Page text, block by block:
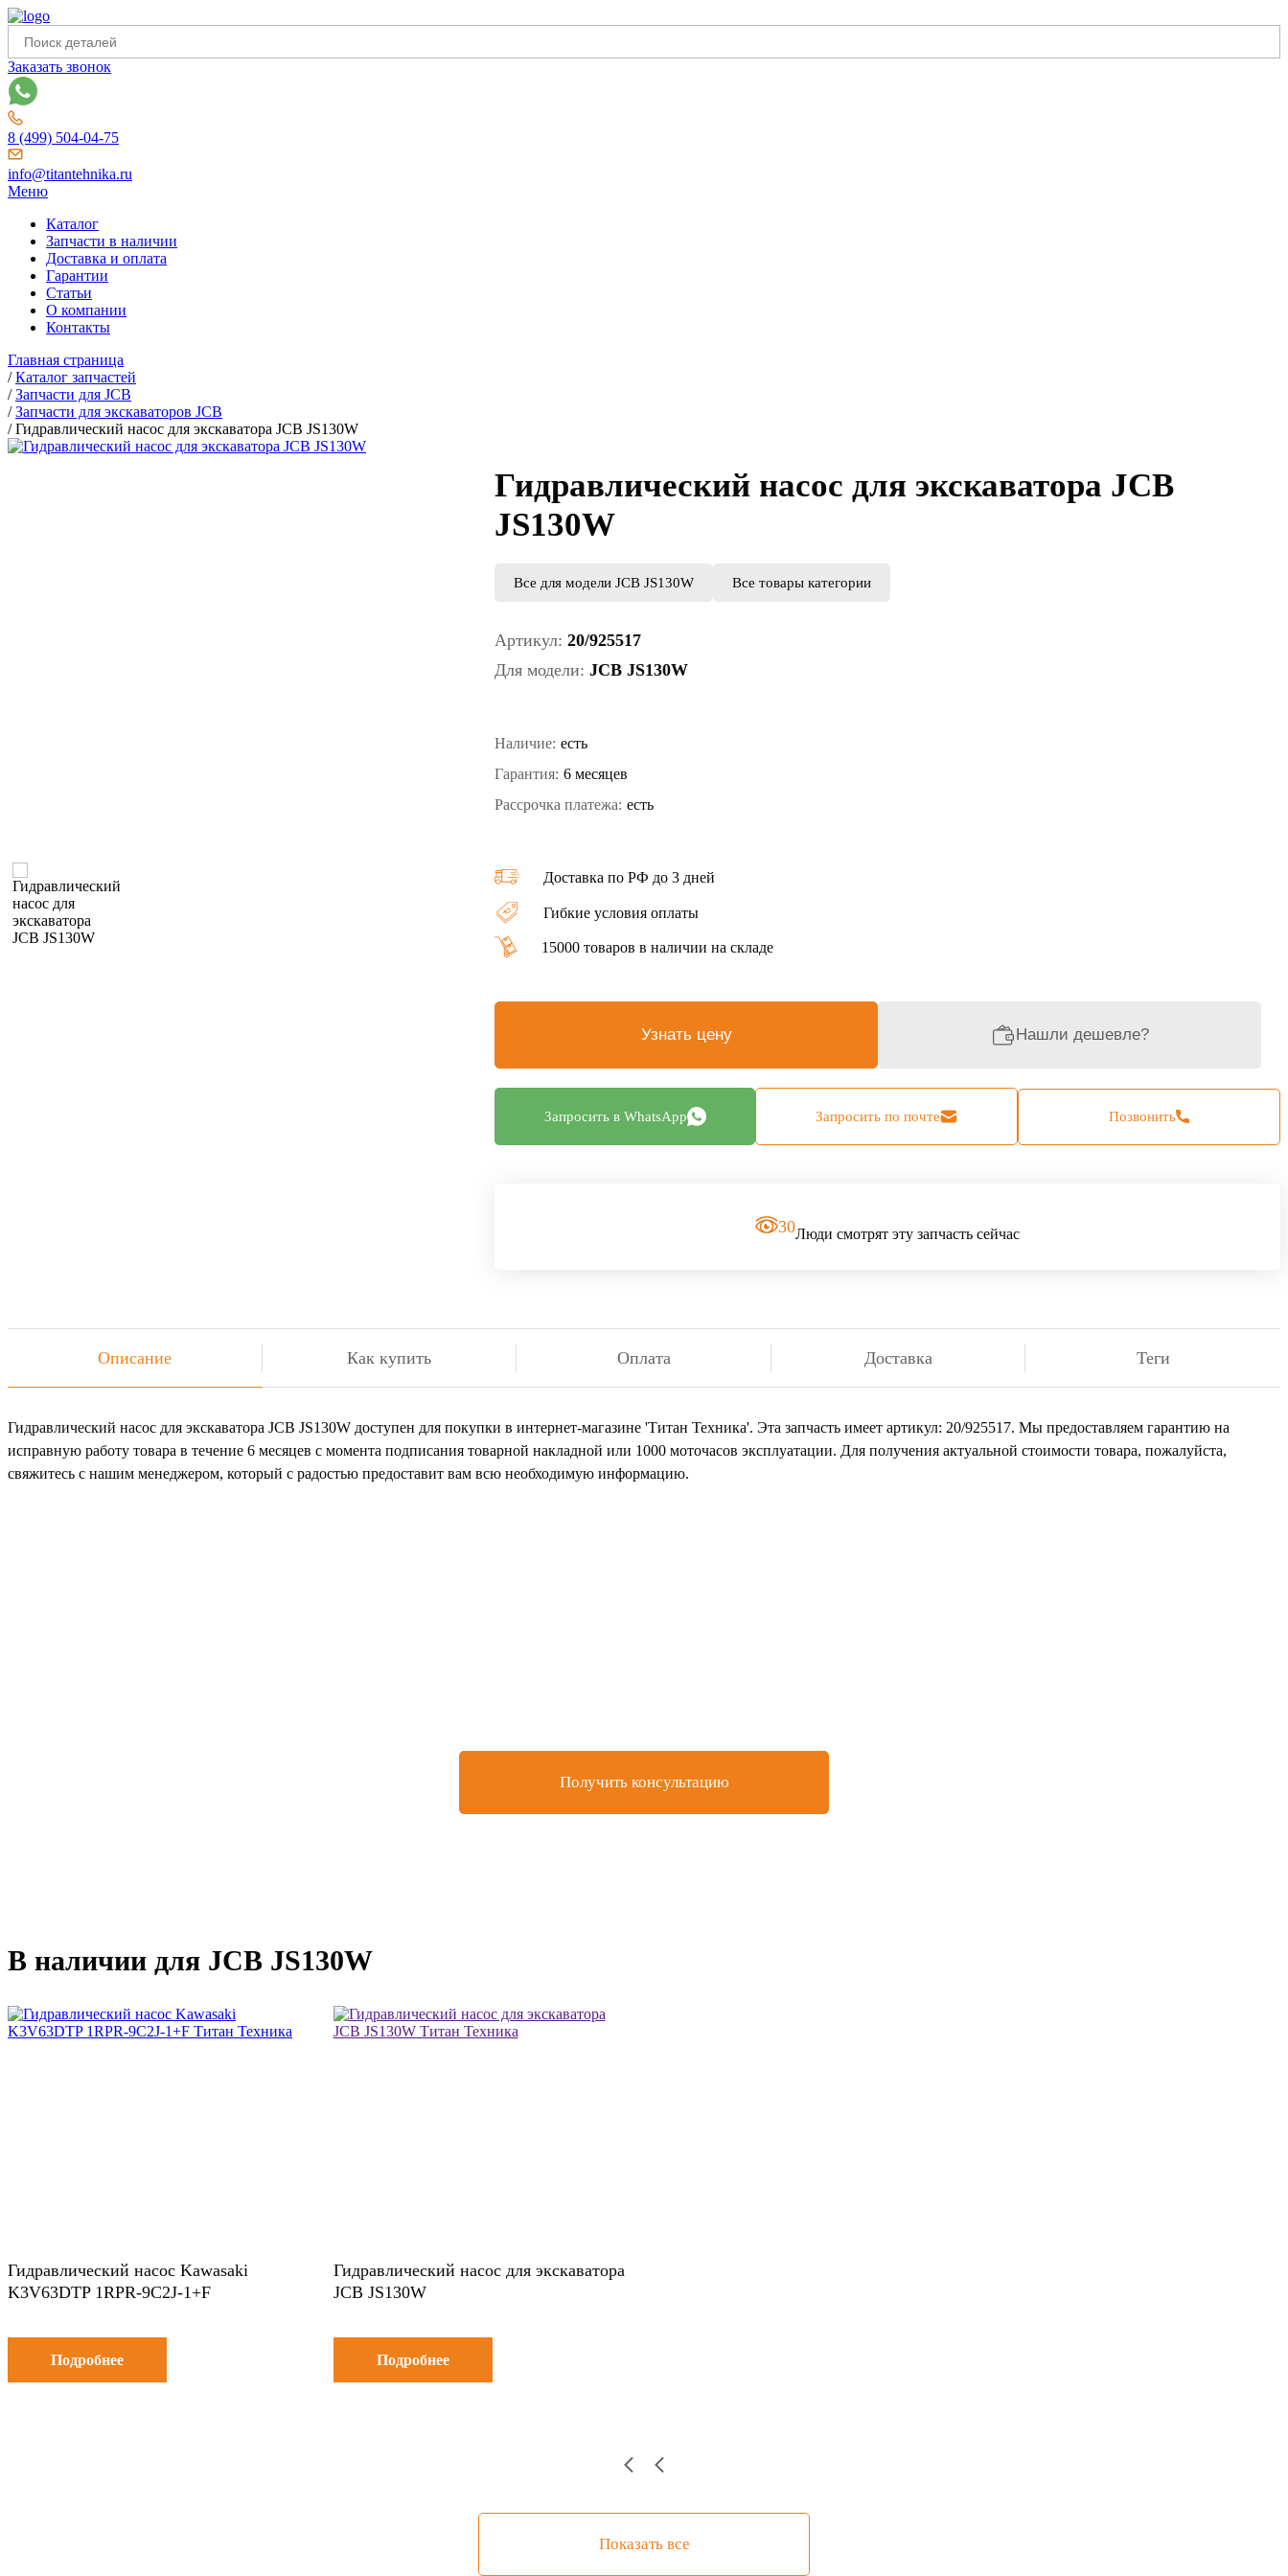
Заказать звонок
8 (499) 504-04-75
info@titantehnika.ru
Меню
Каталог
Запчасти в наличии
Доставка и оплата
Гарантии
Статьи
О компании
Контакты
Главная страница
/Каталог запчастей
/Запчасти для JCB
/Запчасти для экскаваторов JCB
/Гидравлический насос для экскаватора JCB JS130W
Гидравлический насос для экскаватора JCB
JS130W
Все для модели JCB JS130W Все товары категории
Артикул: 20/925517
Для модели: JCB JS130W
Наличие: есть
Гарантия: 6 месяцев
Рассрочка платежа: есть
Доставка по РФ до 3 дней
Гибкие условия оплаты
15000 товаров в наличии на складе
Узнать цену Нашли дешевле?
Запросить в WhatsApp Запросить по почте Позвонить
30Люди смотрят эту запчасть сейчас
Описание Как купить Оплата Доставка Теги
Гидравлический насос для экскаватора JCB JS130W доступен для покупки в интернет-магазине 'Титан Техника'. Эта запчасть имеет артикул: 20/925517. Мы предоставляем гарантию на
исправную работу товара в течение 6 месяцев с момента подписания товарной накладной или 1000 моточасов эксплуатации. Для получения актуальной стоимости товара, пожалуйста,
свяжитесь с нашим менеджером, который с радостью предоставит вам всю необходимую информацию.
Получить консультацию
В наличии для JCB JS130W
Гидравлический насос Kawasaki
K3V63DTP 1RPR-9C2J-1+F
Подробнее
Гидравлический насос для экскаватора
JCB JS130W
Подробнее
Показать все